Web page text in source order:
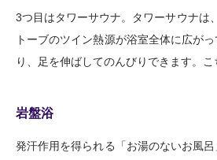
3つ目はタワーサウナ。タワーサウナは
トーブのツイン熱源が浴室全体に広が
り、足を伸ばしてのんびりできます。こ
岩盤浴
発汗作用を得られる「お湯のないお風